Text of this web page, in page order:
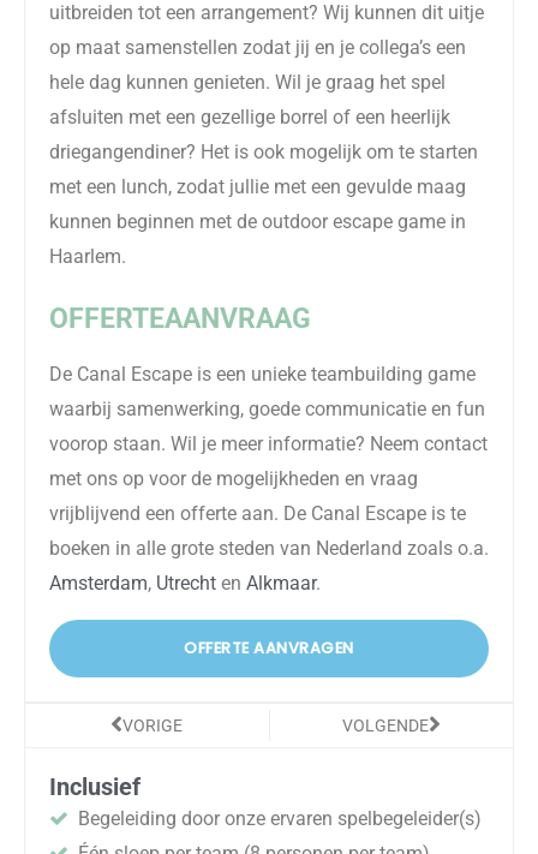
uitbreiden tot een arrangement? Wij kunnen dit uitje
op maat samenstellen zodat jij en je collega’s een
hele dag kunnen genieten. Wil je graag het spel
afsluiten met een gezellige borrel of een heerlijk
driegangendiner? Het is ook mogelijk om te starten
met een lunch, zodat jullie met een gevulde maag
kunnen beginnen met de outdoor escape game in
Haarlem.
OFFERTEAANVRAAG
De Canal Escape is een unieke teambuilding game
waarbij samenwerking, goede communicatie en fun
voorop staan. Wil je meer informatie? Neem contact
met ons op voor de mogelijkheden en vraag
vrijblijvend een offerte aan. De Canal Escape is te
boeken in alle grote steden van Nederland zoals o.a.
Amsterdam, Utrecht en Alkmaar.
OFFERTE AANVRAGEN
Vorige
VORIGE VOLGENDEVolgende
Inclusief
Begeleiding door onze ervaren spelbegeleider(s)